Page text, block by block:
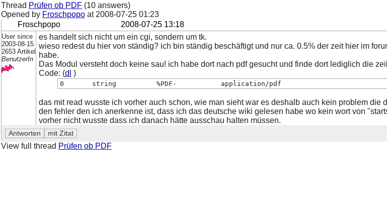
Thread Prüfen ob PDF (10 answers)
Opened by Froschpopo at 2008-07-25 01:23
Froschpopo
2008-07-25 13:18
User since
2003-08-15
2653 Artikel
BenutzerIn
es handelt sich nicht um ein cgi, sondern um tk.
wieso redest du hier von ständig? ich bin ständig beschäftigt und nur ca. 0.5% der zeit hier im
habe.
Das Modul versteht doch keine sau! ich habe dort nach pdf gesucht und finde dort lediglich die
Code: (dl )
0	string		%PDF-		application/pdf
das mit read wusste ich vorher auch schon, wie man sieht war es deshalb auch kein problem die
den fehler den ich anerkenne ist, dass ich das deutsche wiki gelesen habe wo kein wort von
vorher nicht wusste dass ich danach hätte ausschau halten müssen.
View full thread Prüfen ob PDF